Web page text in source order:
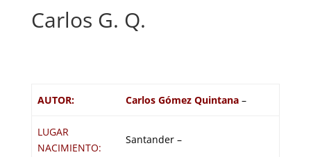
Carlos G. Q.
AUTOR: Carlos Gómez Quintana –
LUGAR
NACIMIENTO:
Santander –